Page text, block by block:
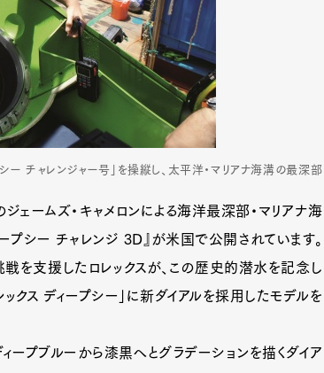
ー チャレンジャー号」を操縦し、太平洋・マリアナ海溝の最深部
ジェームズ・キャメロンによる海洋最深部・マリアナ海
プシー チャレンジ 3D』が米国で公開されています。
戦を支援したロレックスが、この歴史的潜水を記念し
クス ディープシー」に新ダイアルを採用したモデルを
ープブルーから漆黒へとグラデーションを描くダイア